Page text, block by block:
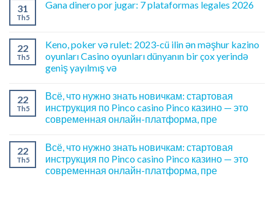
31
Th5
Gana dinero por jugar: 7 plataformas legales 2026
22
Th5
Keno, poker və rulet: 2023-cü ilin ən məşhur kazino
oyunları Casino oyunları dünyanın bir çox yerində
geniş yayılmış və
22
Th5
Всё, что нужно знать новичкам: стартовая
инструкция по Pinco casino Pinco казино — это
современная онлайн-платформа, пре
22
Th5
Всё, что нужно знать новичкам: стартовая
инструкция по Pinco casino Pinco казино — это
современная онлайн-платформа, пре